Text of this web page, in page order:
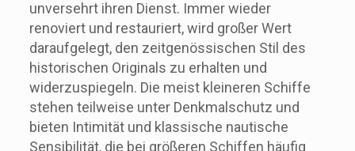
unversehrt ihren Dienst. Immer wieder
renoviert und restauriert, wird großer Wert
daraufgelegt, den zeitgenössischen Stil des
historischen Originals zu erhalten und
widerzuspiegeln. Die meist kleineren Schiffe
stehen teilweise unter Denkmalschutz und
bieten Intimität und klassische nautische
Sensibilität, die bei größeren Schiffen häufig